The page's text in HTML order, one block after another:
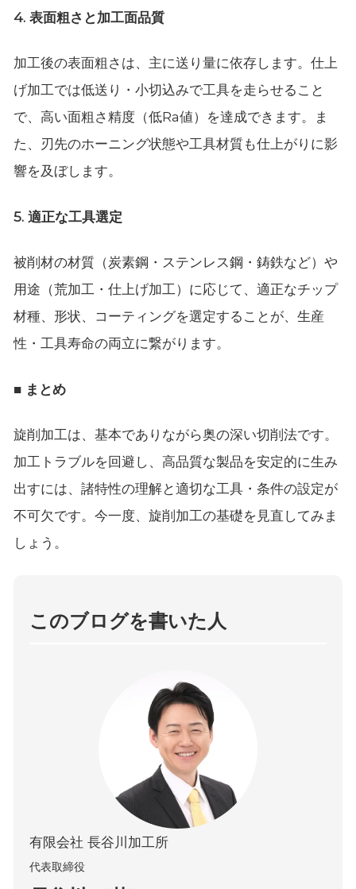
4. 表面粗さと加工面品質
加工後の表面粗さは、主に送り量に依存します。仕上
げ加工では低送り・小切込みで工具を走らせること
で、高い面粗さ精度（低Ra値）を達成できます。ま
た、刃先のホーニング状態や工具材質も仕上がりに影
響を及ぼします。
5. 適正な工具選定
被削材の材質（炭素鋼・ステンレス鋼・鋳鉄など）や
用途（荒加工・仕上げ加工）に応じて、適正なチップ
材種、形状、コーティングを選定することが、生産
性・工具寿命の両立に繋がります。
■ まとめ
旋削加工は、基本でありながら奥の深い切削法です。
加工トラブルを回避し、高品質な製品を安定的に生み
出すには、諸特性の理解と適切な工具・条件の設定が
不可欠です。今一度、旋削加工の基礎を見直してみま
しょう。
このブログを書いた人
有限会社 長谷川加⼯所
代表取締役